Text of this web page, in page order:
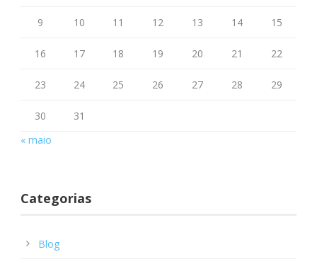
9 10 11 12 13 14 15
16 17 18 19 20 21 22
23 24 25 26 27 28 29
30
31
« maio
Categorias
Blog